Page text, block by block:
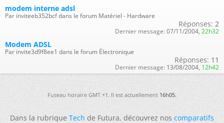
modem interne adsl
Par inviteeb352bcf dans le forum Matériel - Hardware
Réponses: 2
Dernier message: 07/11/2004, 22h32
Modem ADSL
Par invite3d9f8ee1 dans le forum Électronique
Réponses: 11
Dernier message: 13/08/2004, 12h42
Fuseau horaire GMT +1. Il est actuellement16h05.
Dans la rubriqueTechde Futura, découvrez noscomparatifs